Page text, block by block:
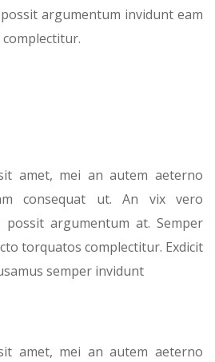
argumentum invidunt eam
amet, mei an autem aeterno
consequat ut. An vix vero
possit argumentum at. Semper
torquatos complectitur. Exdicit
semper invidunt
amet, mei an autem aeterno